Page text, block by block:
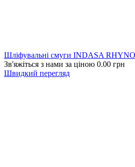
Шліфувальні смуги INDASA
Зв'яжіться з нами за ціною 0.00 грн
Швидкий перегляд